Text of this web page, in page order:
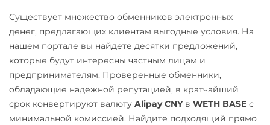
Tezos (XTZ)
Tron (TRX)
TrueUSD (TUSD)
ERC20
Trust Wallet Token (TWT)
BEP20
Polygon
ARB
OP
BASE
Utopia USD (UUSD)
VeChain (VET)
Zcash (ZEC)
Газпромбанк RUB
Евразийский Банк KZT
ЕРИП Расчет BYN
Карта Unionpay CNY
Карта UZCARD UZS
Существует множество обменников электронных
денег, предлагающих клиентам выгодные условия. На
нашем портале вы найдете десятки предложений,
которые будут интересны частным лицам и
предпринимателям. Проверенные обменники,
обладающие надежной репутацией, в кратчайший
срок конвертируют валюту Alipay CNYв WETH BASE с
минимальной комиссией. Найдите подходящий прямо